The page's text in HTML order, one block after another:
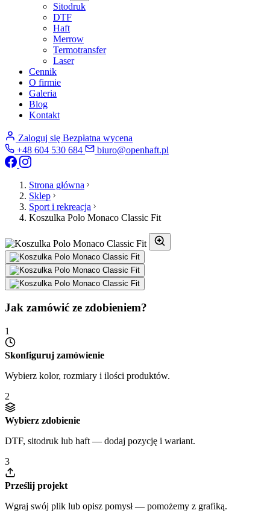
Sitodruk
DTF
Haft
Merrow
Termotransfer
Laser
Cennik
O firmie
Galeria
Blog
Kontakt
Zaloguj się Bezpłatna wycena
+48 604 530 684
biuro@openhaft.pl
Strona główna
Sklep
Sport i rekreacja
Koszulka Polo Monaco Classic Fit
Jak zamówić ze zdobieniem?
1
Skonfiguruj zamówienie
Wybierz kolor, rozmiary i ilości produktów.
2
Wybierz zdobienie
DTF, sitodruk lub haft — dodaj pozycję i wariant.
3
Prześlij projekt
Wgraj swój plik lub opisz pomysł — pomożemy z grafiką.